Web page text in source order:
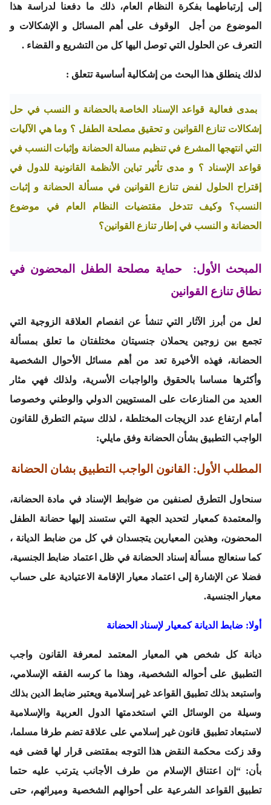
إلى إرتباطهما بفكرة النظام العام، ذلك ما دفعنا لدراسة هذا
الموضوع من أجل الوقوف على أهم المسائل و الإشكالات و
التعرف عن الحلول التي توصل اليها كل من التشريع و القضاء .
لذلك ينطلق هذا البحث من إشكالية أساسية تتعلق :
بمدى فعالية قواعد الإسناد
الخاصة بالحضانة و النسب في حل
إشكالات تنازع القوانين و تحقيق مصلحة الطفل ؟ وما هي الآليات
التي انتهجها المشرع في تنظيم مسالة الحضانة وإثبات النسب في
قواعد الإسناد ؟ و مدى تأثير تباين الأنظمة القانونية للدول في
إقتراح الحلول لفض تنازع القوانين في مسألة الحضانة و إثبات
النسب؟ وكيف تتدخل مقتضيات النظام العام في موضوع
الحضانة و النسب في إطار تنازع القوانين؟
المبحث الأول: حماية مصلحة الطفل المحضون في
نطاق تنازع القوانين
لعل من أبرز الآثار التي تنشأ عن انفصام العلاقة الزوجية التي
تجمع بين زوجين يحملان جنسيتان مختلفتان ما تعلق بمسألة
الحضانة، فهذه الأخيرة تعد من أهم مسائل الأحوال الشخصية
وأكثرها مساسا بالحقوق والواجبات الأسرية، ولذلك فهي مثار
العديد من المنازعات على المستويين الدولي والوطني وخصوصا
أمام ارتفاع عدد الزيجات المختلطة ، لذلك سيتم التطرق للقانون
الواجب التطبيق بشأن الحضانة وفق مايلي:
المطلب الأول: القانون الواجب التطبيق بشان الحضانة
سنحاول التطرق لصنفين من ضوابط الإسناد في مادة الحضانة،
والمعتمدة كمعيار لتحديد الجهة التي ستسند إليها حضانة الطفل
المحضون، وهذين المعيارين يتجسدان في كل من ضابط الديانة ،
كما سنعالج مسألة إسناد الحضانة في ظل اعتماد ضابط الجنسية،
فضلا عن الإشارة إلى اعتماد معيار الإقامة الاعتيادية على حساب
معيار الجنسية.
أولا: ضابط الديانة كمعيار لإسناد الحضانة
ديانة كل شخص هي المعيار المعتمد لمعرفة القانون واجب
التطبيق على أحواله الشخصية، وهذا ما كرسه الفقه الإسلامي،
واستبعد بذلك تطبيق القواعد غير إسلامية ويعتبر ضابط الدين بذلك
وسيلة من الوسائل التي استخدمتها الدول العربية والإسلامية
لاستبعاد تطبيق قانون غير إسلامي على علاقة تضم طرفا مسلما،
وقد زكت محكمة النقض هذا التوجه بمقتضى قرار لها قضى فيه
بأن: “إن اعتناق الإسلام من طرف الأجانب يترتب عليه حتما
تطبيق القواعد الشرعية على أحوالهم الشخصية وميراثهم، حتى